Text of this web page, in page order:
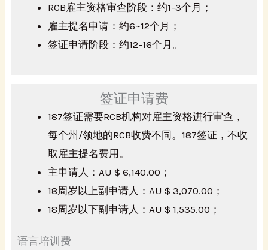
RCB雇主资格审查阶段：约1-3个月；
雇主提名申请：约6~12个月；
签证申请阶段：约12-16个月。
签证申请费
187签证需要RCB机构对雇主资格进行审查，
每个州/领地的RCB收费不同。187签证，不收
取雇主提名费用。
主申请人：AU $ 6,140.00；
18周岁以上副申请人：AU $ 3,070.00；
18周岁以下副申请人：AU $ 1,535.00；
语言培训费